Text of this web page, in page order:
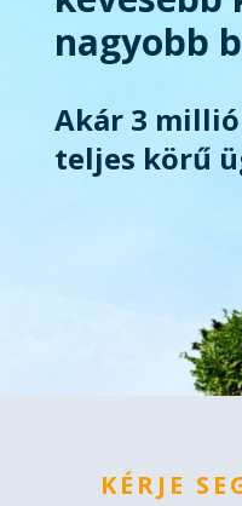
nagyobb
Akár 3
teljes körű
KÉRJE